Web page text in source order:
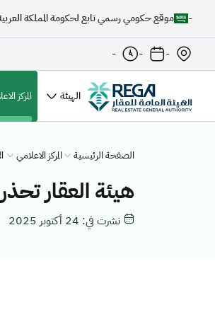
- موقع حكومي رسمي تابع لحكومة المملكة
-
-
-
الهيئة المركز
الصفحة الرئيسية المركز الاعلامي
هيئة العقار
نشرت في: 24 أكتوبر 2025